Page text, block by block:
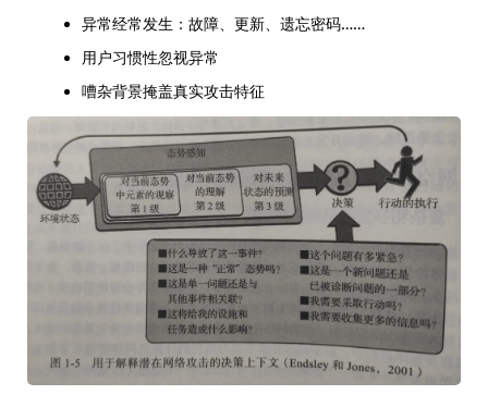
异常经常发生：故障、更新、遗忘密码……
用户习惯性忽视异常
嘈杂背景掩盖真实攻击特征